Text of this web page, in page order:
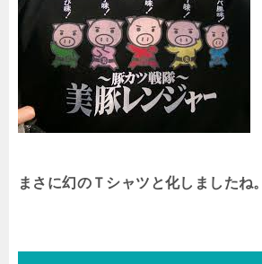
まさに幻のＴシャツと化しましたね。